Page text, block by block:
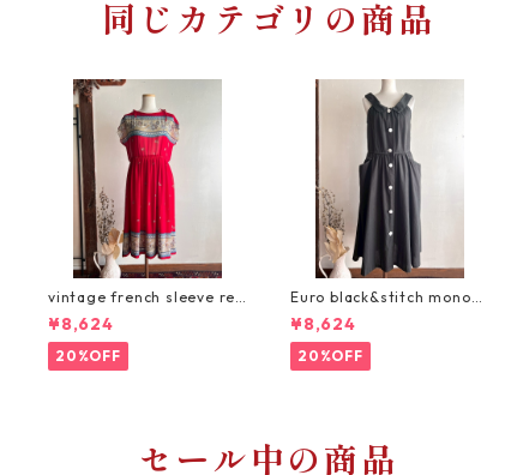
同じカテゴリの商品
vintage french sleeve red
dress/オリエンタルな赤い
ヴィンテージワンピース
¥8,624
20%OFF
Euro black&stitch monoto
ne dress/ステッチとまんま
るボタンのヴィンテージブ
ラックワンピース
¥8,624
20%OFF
セール中の商品